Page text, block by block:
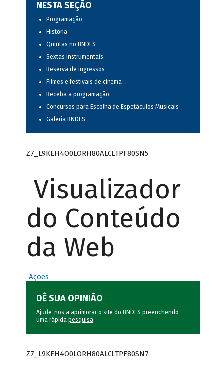
NESTA SEÇÃO
Programação
História
Quintas no BNDES
Sextas instrumentais
Reserva de ingressos
Filmes e festivais de cinema
Receba a programação
Concursos para Escolha de Espetáculos Musicais
Galeria BNDES
Z7_L9KEH4O0LORH80ALCLTPF80SN5
Visualizador
do Conteúdo
da Web
Ações
DÊ SUA OPINIÃO
Ajude-nos a aprimorar o site do BNDES preenchendo
uma rápida pesquisa.
Z7_L9KEH4O0LORH80ALCLTPF80SN7